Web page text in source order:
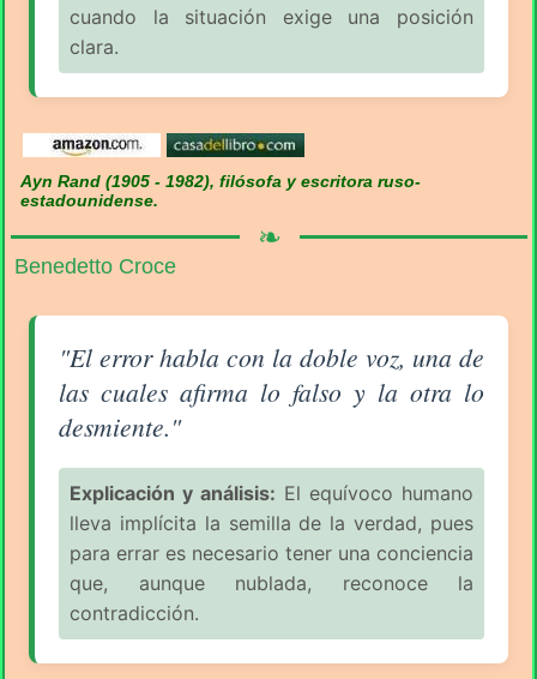
cuando la situación exige una posición
clara.
Ayn Rand (1905 - 1982), filósofa y escritora ruso-
estadounidense.
❧
Benedetto Croce
Aforismo sobre la Equivocación (pág. 1/6) -
"El error habla con la doble voz, una de
las cuales afirma lo falso y la otra lo
desmiente."
Explicación y análisis: El equívoco humano
lleva implícita la semilla de la verdad, pues
para errar es necesario tener una conciencia
que, aunque nublada, reconoce la
contradicción.